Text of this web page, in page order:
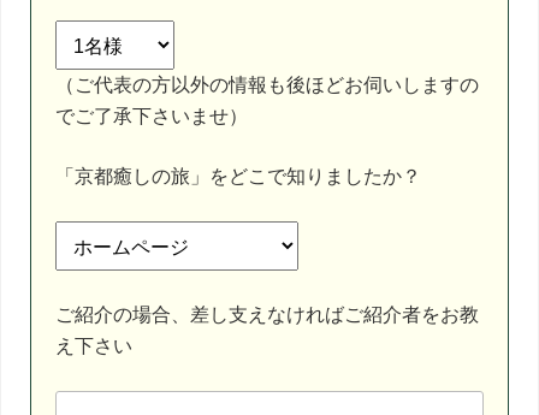
（ご代表の方以外の情報も後ほどお伺いしますの
でご了承下さいませ）
「京都癒しの旅」をどこで知りましたか？
ご紹介の場合、差し支えなければご紹介者をお教
え下さい